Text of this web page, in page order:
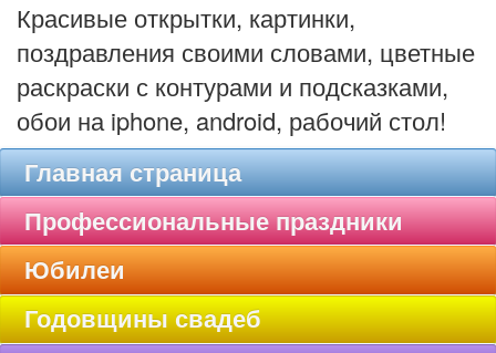
Красивые открытки, картинки,
поздравления своими словами, цветные
раскраски с контурами и подсказками,
обои на iphone, android, рабочий стол!
Главная страница
Профессиональные праздники
Юбилеи
Годовщины свадеб